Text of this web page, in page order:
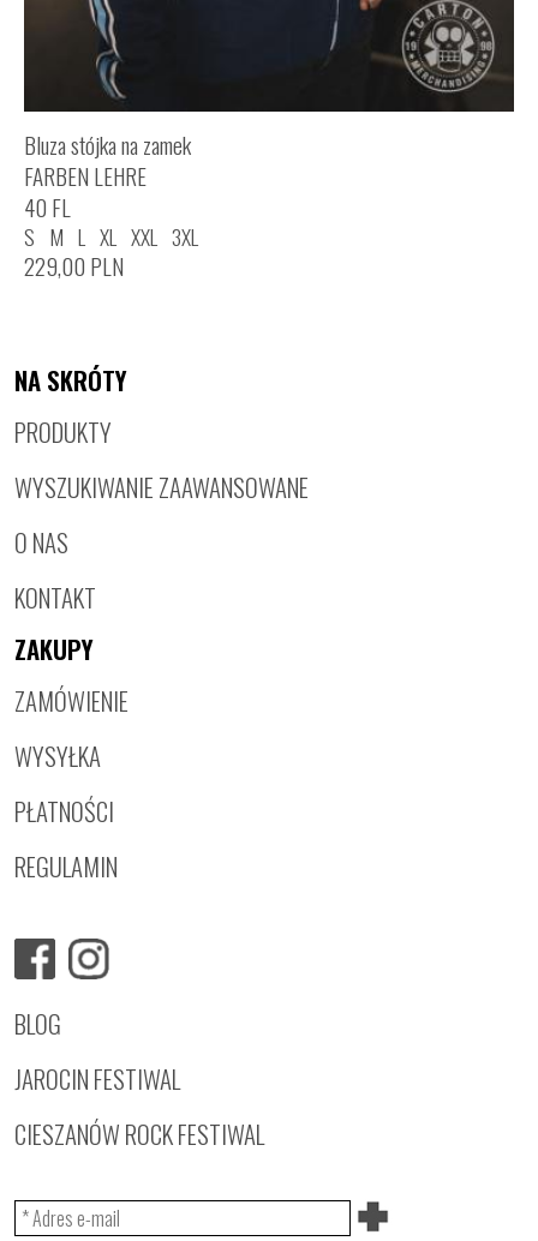
Bluza stójka na zamek
FARBEN LEHRE
40 FL
S M L XL XXL 3XL
229,00 PLN
NA SKRÓTY
PRODUKTY
WYSZUKIWANIE ZAAWANSOWANE
O NAS
KONTAKT
ZAKUPY
ZAMÓWIENIE
WYSYŁKA
PŁATNOŚCI
REGULAMIN
BLOG
JAROCIN FESTIWAL
CIESZANÓW ROCK FESTIWAL